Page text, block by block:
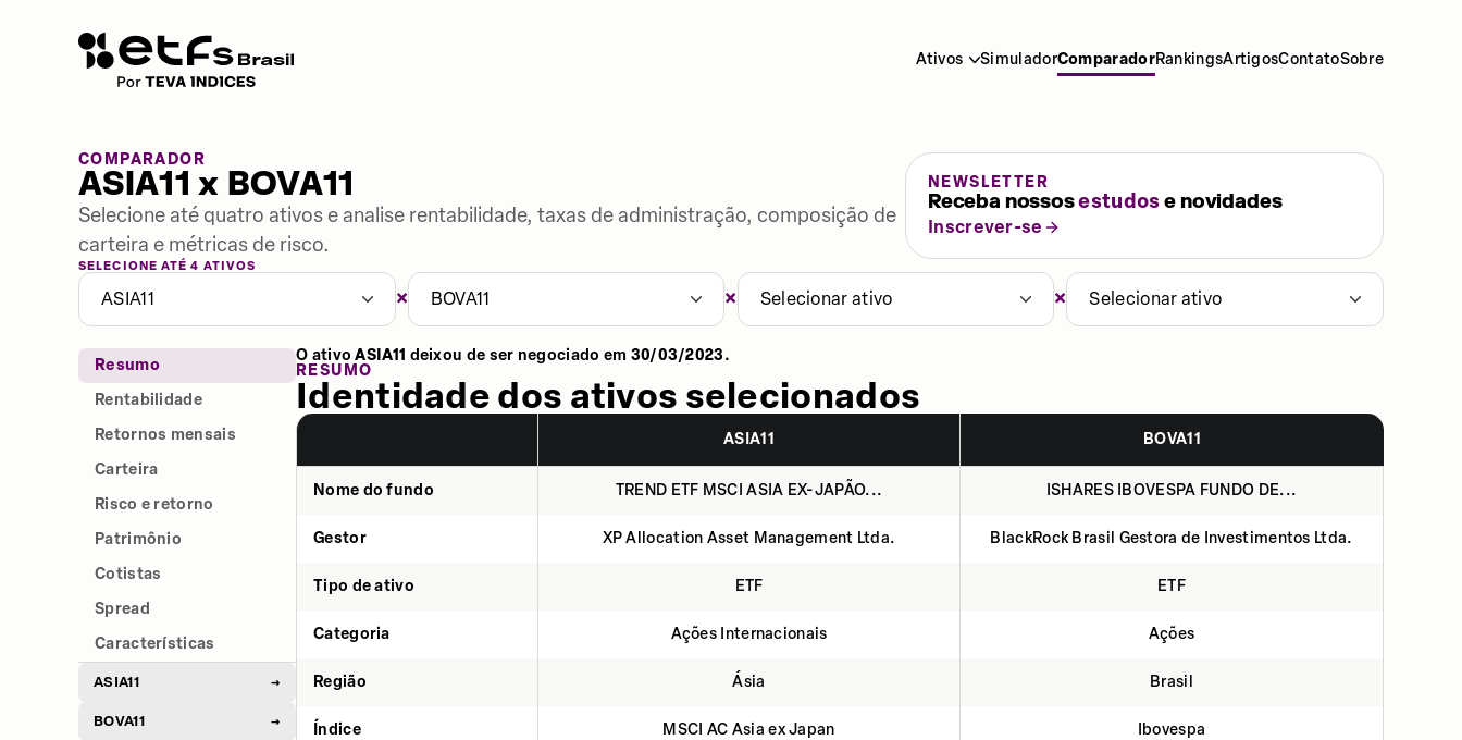
Ativos SimuladorComparadorRankingsArtigosContatoSobre
COMPARADOR
ASIA11 x BOVA11
Selecione até quatro ativos e analise rentabilidade, taxas de administração, composição de
carteira e métricas de risco.
NEWSLETTER
Receba nossosestudose novidades
Inscrever-se
SELECIONE ATÉ 4 ATIVOS
ASIA11 × BOVA11 × Selecionar ativo × Selecionar ativo
Resumo
Rentabilidade
Retornos mensais
Carteira
Risco e retorno
Patrimônio
Cotistas
Spread
Características
ASIA11 →
BOVA11 →
O ativoASIA11 deixou de ser negociado em 30/03/2023.
RESUMO
Identidade dos ativos selecionados
ASIA11 BOVA11
Nome do fundo TREND ETF MSCI ASIA EX-JAPÃO... ISHARES IBOVESPA FUNDO DE...
Gestor XP Allocation Asset Management Ltda. BlackRock Brasil Gestora de Investimentos Ltda.
Tipo de ativo ETF ETF
Categoria Ações Internacionais Ações
Região Ásia Brasil
Índice MSCI AC Asia ex Japan Ibovespa